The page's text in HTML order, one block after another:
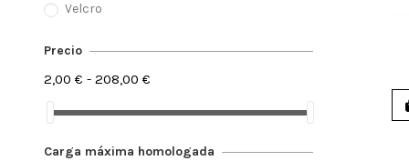
Velcro
Precio
2,00 € - 208,00 €
Carga máxima homologada